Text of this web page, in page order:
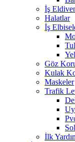
İş
Halatlar
İş
Göz
Kulak
Maskeler
Trafik
İlk